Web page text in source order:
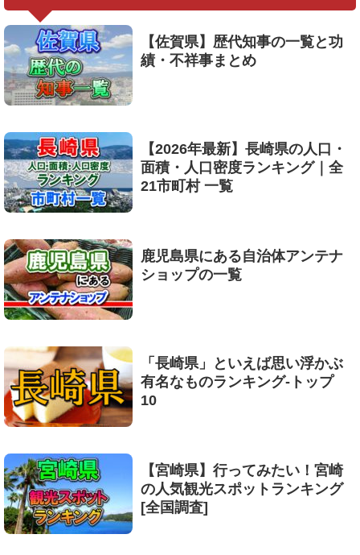
【佐賀県】歴代知事の一覧と功
績・不祥事まとめ
【2026年最新】長崎県の人口・
面積・人口密度ランキング｜全
21市町村 一覧
鹿児島県にある自治体アンテナ
ショップの一覧
「長崎県」といえば思い浮かぶ
有名なものランキング-トップ
10
【宮崎県】行ってみたい！宮崎
の人気観光スポットランキング
[全国調査]